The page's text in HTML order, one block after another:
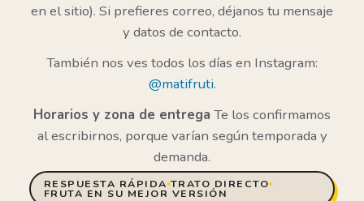
en el sitio). Si prefieres correo, déjanos tu mensaje
y datos de contacto.
También nos ves todos los días en Instagram:
@matifruti.
Horarios y zona de entrega Te los confirmamos
al escribirnos, porque varían según temporada y
demanda.
RESPUESTA RÁPIDA TRATO DIRECTO
FRUTA EN SU MEJOR VERSIÓN